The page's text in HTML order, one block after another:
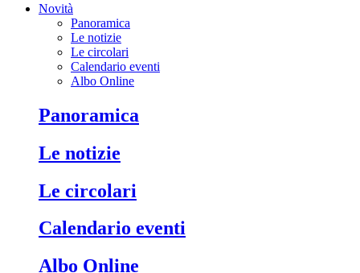
Novità
Panoramica
Le notizie
Le circolari
Calendario eventi
Albo Online
Panoramica
Le notizie
Le circolari
Calendario eventi
Albo Online